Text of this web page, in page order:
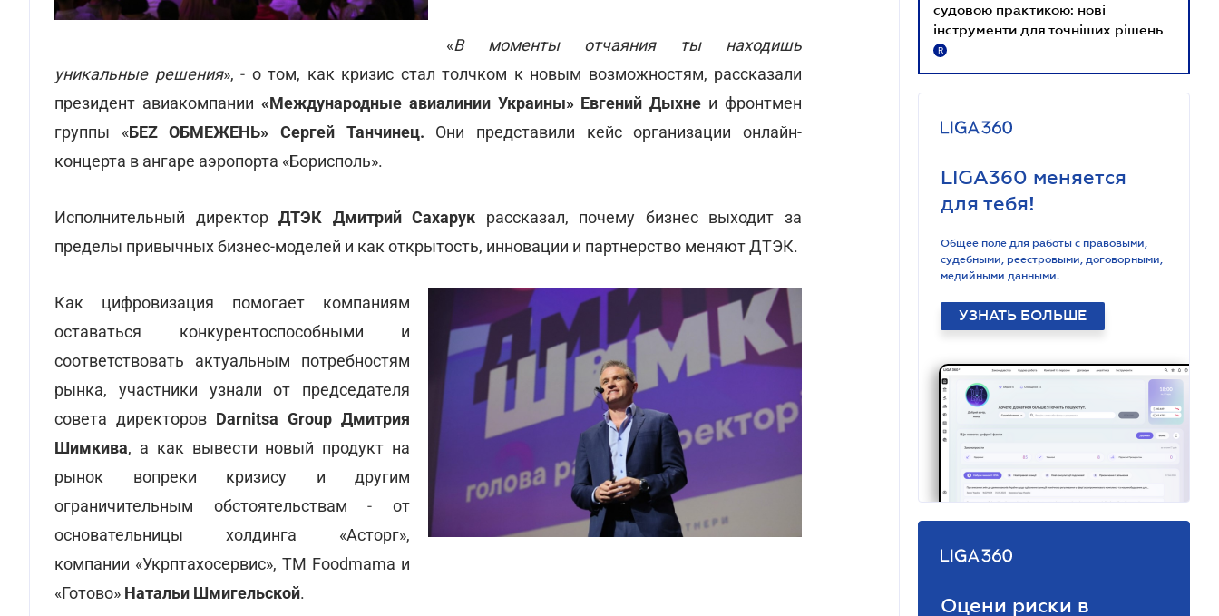
«В моменты отчаяния ты находишь
уникальные решения», - о том, как кризис стал толчком к новым возможностям, рассказали
президент авиакомпании «Международные авиалинии Украины» Евгений Дыхне и фронтмен
группы «БЕZ ОБМЕЖЕНЬ» Сергей Танчинец. Они представили кейс организации онлайн-
концерта в ангаре аэропорта «Борисполь».
Исполнительный директорДТЭК Дмитрий Сахарук рассказал, почему бизнес выходит за
пределы привычных бизнес-моделей и как открытость, инновации и партнерство меняют ДТЭК.
Как цифровизация помогает компаниям
оставаться конкурентоспособными и
соответствовать актуальным потребностям
рынка, участники узнали от председателя
совета директоров Darnitsa Group Дмитрия
Шимкива, а как вывести новый продукт на
рынок вопреки кризису и другим
ограничительным обстоятельствам- от
основательницы холдинга «Асторг»,
компании «Укрптахосервис», ТМ Foodmama и
«Готово» Натальи Шмигельской.
судовою практикою: нові
інструменти для точніших рішень
R
LIGA360 меняется
для тебя!
Общее поле для работы с правовыми,
судебными, реестровыми, договорными,
медийными данными.
УЗНАТЬ БОЛЬШЕ
Оцени риски в